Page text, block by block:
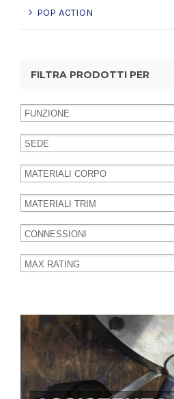
POP ACTION
FILTRA PRODOTTI PER